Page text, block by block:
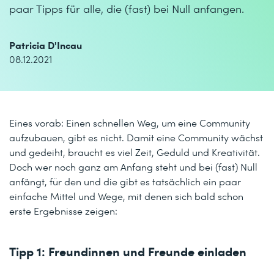
paar Tipps für alle, die (fast) bei Null anfangen.
Patricia D'Incau
08.12.2021
Eines vorab: Einen schnellen Weg, um eine Community
aufzubauen, gibt es nicht. Damit eine Community wächst
und gedeiht, braucht es viel Zeit, Geduld und Kreativität.
Doch wer noch ganz am Anfang steht und bei (fast) Null
anfängt, für den und die gibt es tatsächlich ein paar
einfache Mittel und Wege, mit denen sich bald schon
erste Ergebnisse zeigen:
Tipp 1: Freundinnen und Freunde einladen